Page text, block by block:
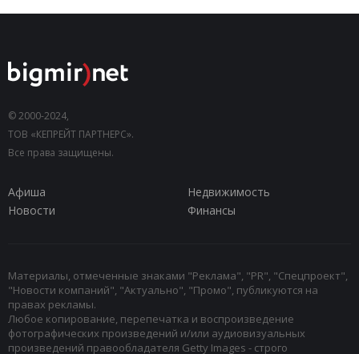
© 2000-2024,
ТОВ «КЕПРЕЙТ ПАРТНЕРС».
Все права защищены.
Афиша
Недвижимость
Новости
Финансы
Материалы, отмеченные знаками "Реклама", "PR", "Спецпроект",
"Новости компаний", "Актуально", "Промо", публикуются на
правах рекламы.
Любое копирование, перепечатка и воспроизведение
фотографических произведений и/или аудиовизуальных
произведений правообладателя Getty Images - строго